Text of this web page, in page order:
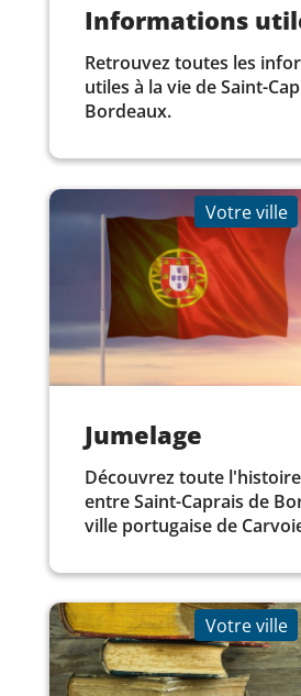
Informations
Retrouvez toutes les
utiles à la vie de Saint-
Bordeaux.
Votre ville
Jumelage
Découvrez toute
entre Saint-Caprais de
ville portugaise de
Votre ville